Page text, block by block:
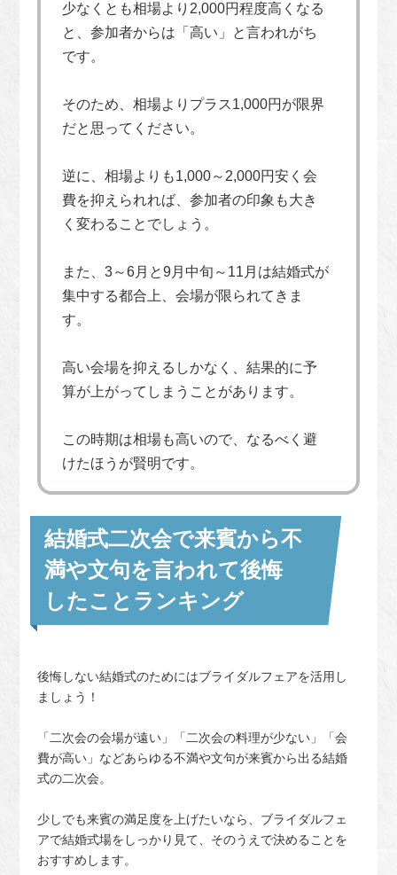
少なくとも相場より2,000円程度高くなる
と、参加者からは「高い」と言われがち
です。
そのため、相場よりプラス1,000円が限界
だと思ってください。
逆に、相場よりも1,000～2,000円安く会
費を抑えられれば、参加者の印象も大き
く変わることでしょう。
また、3～6月と9月中旬～11月は結婚式が
集中する都合上、会場が限られてきま
す。
高い会場を抑えるしかなく、結果的に予
算が上がってしまうことがあります。
この時期は相場も高いので、なるべく避
けたほうが賢明です。
結婚式二次会で来賓から不
満や文句を言われて後悔
したことランキング
後悔しない結婚式のためにはブライダルフェアを活用し
ましょう！
「二次会の会場が遠い」「二次会の料理が少ない」「会
費が高い」などあらゆる不満や文句が来賓から出る結婚
式の二次会。
少しでも来賓の満足度を上げたいなら、ブライダルフェ
アで結婚式場をしっかり見て、そのうえで決めることを
おすすめします。